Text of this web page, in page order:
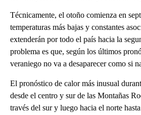
Técnicamente, el otoño comienza en
temperaturas más bajas y constantes
extenderán por todo el país hacia la
problema es que, según los últimos
veraniego no va a desaparecer como si
El pronóstico de calor más inusual
desde el centro y sur de las Montañas
través del sur y luego hacia el norte